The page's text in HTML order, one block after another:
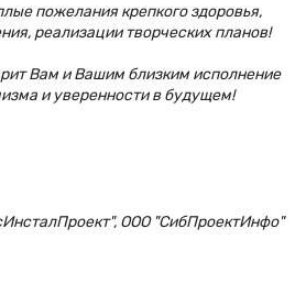
пожелания крепкого здоровья,
реализации творческих планов!
Вам и Вашим близким исполнение
и уверенности в будущем!
ООО "СибПроектИнфо"